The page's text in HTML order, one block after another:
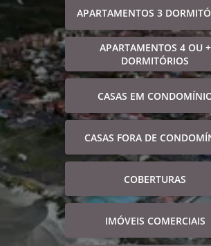
APARTAMENTOS 3
APARTAMENTOS 4 OU +
DORMITÓRIOS
CASAS EM
CASAS FORA DE
COBERTURAS
IMÓVEIS COMERCIAIS